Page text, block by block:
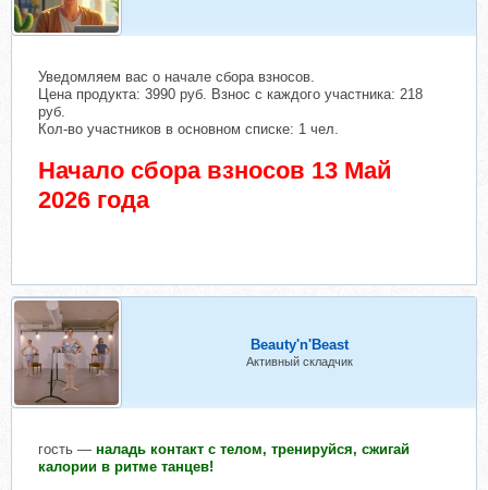
Уведомляем вас о начале сбора взносов.
Цена продукта: 3990 руб. Взнос с каждого участника: 218
руб.
Кол-во участников в основном списке: 1 чел.
Начало сбора взносов 13 Май
2026 года
Beauty'n'Beast
Активный складчик
гость — наладь контакт с телом, тренируйся, сжигай
калории в ритме танцев!